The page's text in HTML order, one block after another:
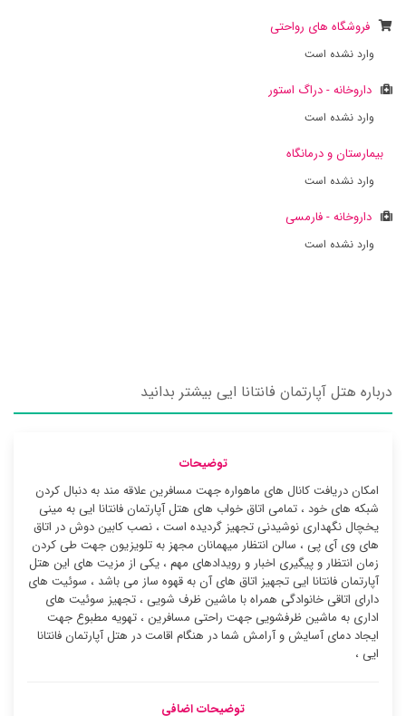
فروشگاه های رواحتی
وارد نشده است
داروخانه - دراگ استور
وارد نشده است
بیمارستان و درمانگاه
وارد نشده است
داروخانه - فارمسی
وارد نشده است
درباره هتل آپارتمان فانتانا ایی بیشتر بدانید
توضیحات
امکان دریافت کانال های ماهواره جهت مسافرین علاقه مند به دنبال کردن
شبکه های خود ، تمامی اتاق خواب های هتل آپارتمان فانتانا ایی به مینی
یخچال نگهداری نوشیدنی تجهیز گردیده است ، نصب کابین دوش در اتاق
های وی آی پی ، سالن انتظار میهمانان مجهز به تلویزیون جهت طی کردن
زمان انتظار و پیگیری اخبار و رویدادهای مهم ، یکی از مزیت های این هتل
آپارتمان فانتانا ایی تجهیز اتاق های آن به قهوه ساز می باشد ، سوئیت ‌های
دارای اتاقی خانوادگی همراه با ماشین ظرف شویی ، تجهیز سوئیت ‌های
اداری به ماشین ظرفشویی جهت راحتی مسافرین ، تهویه مطبوع جهت
ایجاد دمای آسایش و آرامش شما در هنگام اقامت در هتل آپارتمان فانتانا
ایی ،
توضیحات اضافی